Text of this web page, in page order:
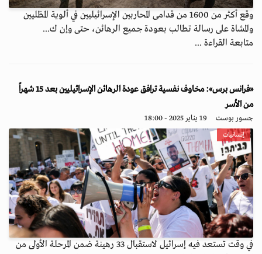
وقع أكثر من 1600 من قدامى المحاربين الإسرائيليين في ألوية المظليين
والمشاة على رسالة تطالب بعودة جميع الرهائن، حتى وإن ك...
متابعة القراءة ...
«فرانس برس»: مخاوف نفسية ترافق عودة الرهائن الإسرائيليين بعد 15 شهراً
من الأسر
جسور بوست 19 يناير 2025 - 18:00
إنسانيات
في وقت تستعد فيه إسرائيل لاستقبال 33 رهينة ضمن المرحلة الأولى من